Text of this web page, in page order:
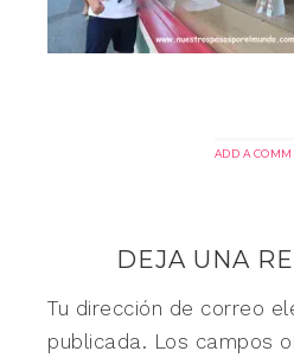
ADD A
DEJA UNA
Tu dirección de correo
publicada. Los campos